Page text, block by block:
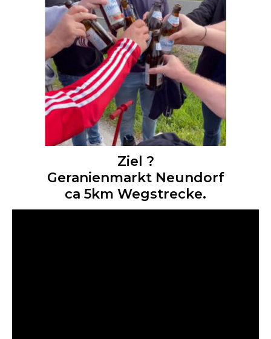
Ziel ?
Geranienmarkt Neundorf
ca 5km Wegstrecke.